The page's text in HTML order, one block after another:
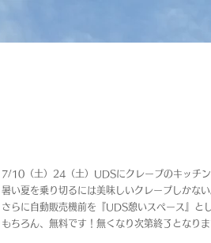
7/10（土）24（土）UDSにクレープのキッチン
暑い夏を乗り切るには美味しいクレープしかない
さらに自動販売機前を『UDS憩いスペース』と
もちろん、無料です！無くなり次第終了となりま